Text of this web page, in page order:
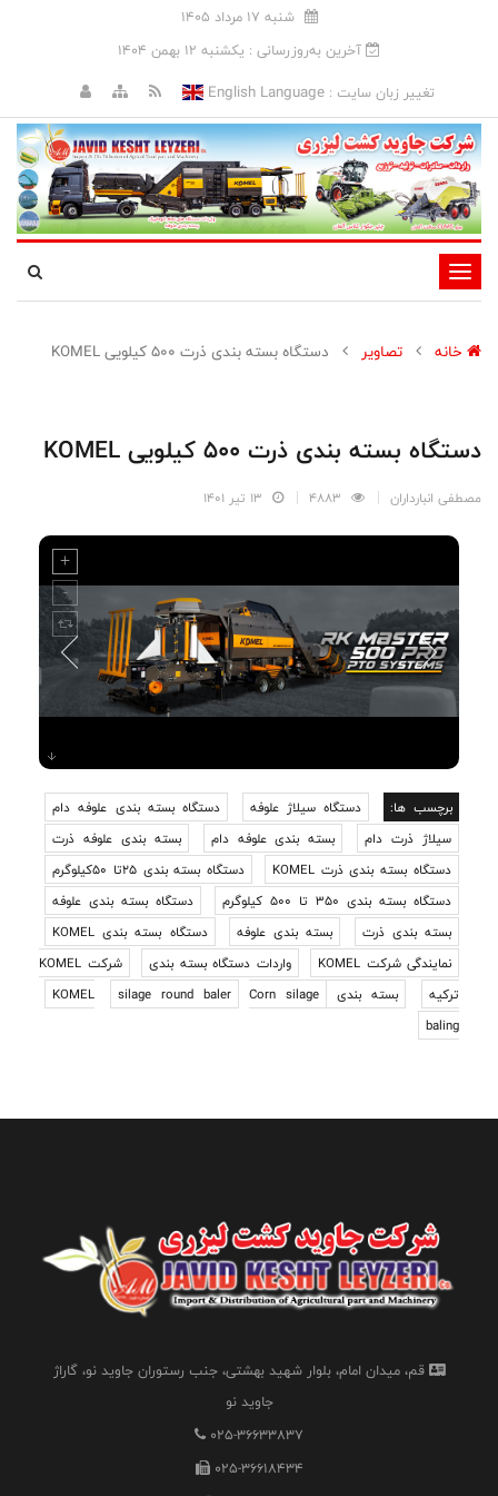
شنبه 17 مرداد 1405
آخرین به‌روزرسانی : يکشنبه 12 بهمن 1404
تغییر زبان سایت :English Language
تغییر
وضعیت
ناوبری
خانه تصاویر دستگاه بسته بندی ذرت 500 کیلویی KOMEL
دستگاه بسته بندی ذرت 500 کیلویی KOMEL
مصطفی انبارداران
برچسب ها: دستگاه سیلاژ علوفه
دستگاه بسته بندی علوفه دام
سیلاژ ذرت دام
بسته بندی علوفه دام
بسته بندی علوفه ذرت
دستگاه بسته بندی ذرت KOMEL
دستگاه بسته بندی 25تا 50کیلوگرم
دستگاه بسته بندی 350 تا 500 کیلوگرم
دستگاه بسته بندی علوفه
بسته بندی ذرت
بسته بندی علوفه
دستگاه بسته بندی KOMEL
نمایندگی شرکت KOMEL
واردات دستگاه بسته بندی
شرکت KOMEL
ترکیه
بسته بندی KOMEL silage round baler
Corn silage
baling
قم، میدان امام، بلوار شهید بهشتی، جنب رستوران جاوید نو، گاراژ
جاوید نو
025-36633837
025-36618434